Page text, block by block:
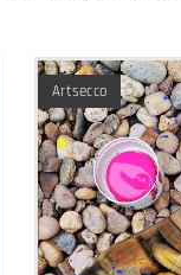
Artsecco